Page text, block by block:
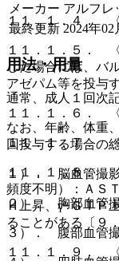
１１．１．４．
１１．１．５．
した場合には、バ
アゼパム等を投与
１１．１．６．
１１．１．７． 〈
１１．１．８．
頻度不明）：ＡＳ
Ｈ上昇、γ−ＧＴＰ
ることがある〔９
１１．１．９．
メーカー アルフ
最終更新 2024年
用法・用量
通常、成人１回次
なお、年齢、体重
回投与する場合の
１）． 脳血管撮
２）． 胸部血管
３）． 腹部血管